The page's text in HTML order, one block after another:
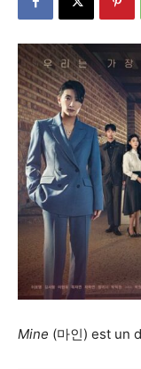
Mine (마인) est un